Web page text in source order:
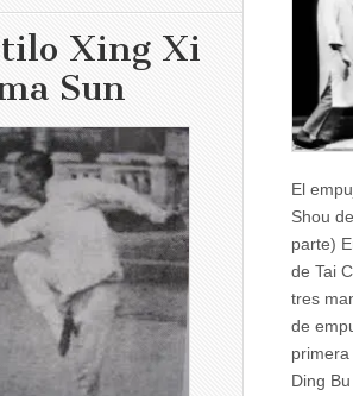
El
Shou
parte)
de Tai
tres
de
Ding
Xing Xi
Sun